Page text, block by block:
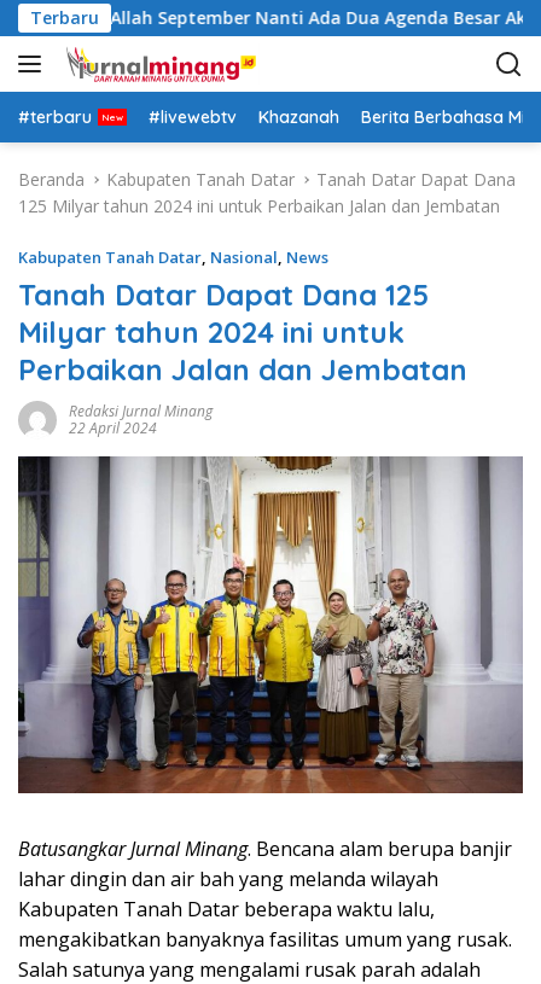
a
g
u
Terbaru
Insya Allah September Nanti Ada Dua Agenda Besar Akan
#terbaru #livewebtv Khazanah Berita Berbahasa
Beranda Kabupaten Tanah Datar
Tanah Datar Dapat Dana
125 Milyar tahun 2024 ini untuk Perbaikan Jalan dan Jembatan
Kabupaten Tanah Datar, Nasional, News
Tanah Datar Dapat Dana 125
Milyar tahun 2024 ini untuk
Perbaikan Jalan dan Jembatan
Redaksi Jurnal Minang
22 April 2024
Batusangkar Jurnal Minang. Bencana alam berupa banjir
lahar dingin dan air bah yang melanda wilayah
Kabupaten Tanah Datar beberapa waktu lalu,
mengakibatkan banyaknya fasilitas umum yang rusak.
Salah satunya yang mengalami rusak parah adalah